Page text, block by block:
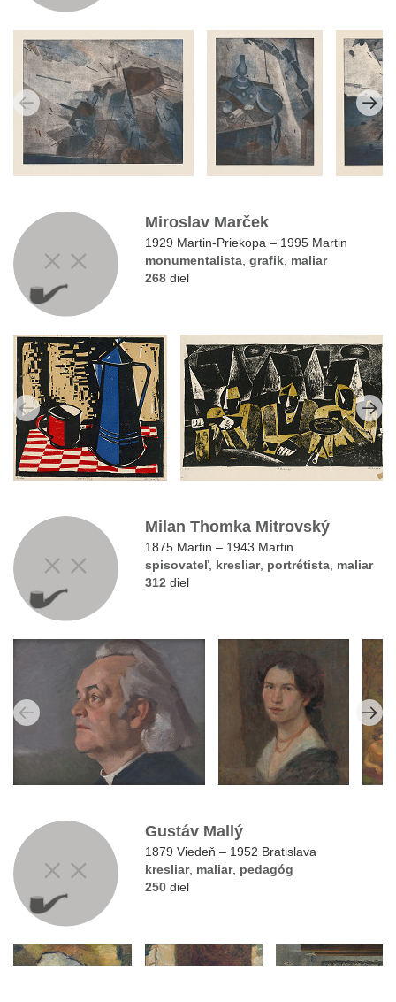
Miroslav Marček
1929 Martin-Priekopa – 1995 Martin
monumentalista ,grafik maliar
268 diel
Milan Thomka Mitrovský
1875 Martin – 1943 Martin
spisovateľ, kresliar, portrétista maliar
312 diel
Gustáv Mallý
1879 Viedeň – 1952 Bratislava
kresliar, maliar, pedagóg
250 diel